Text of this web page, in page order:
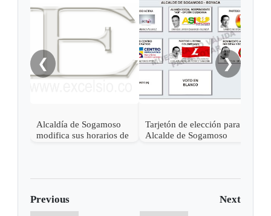
❮
Alcaldía de Sogamoso
modifica sus horarios de
Tarjetón de elección para
Alcalde de Sogamoso
❯
Previous Next